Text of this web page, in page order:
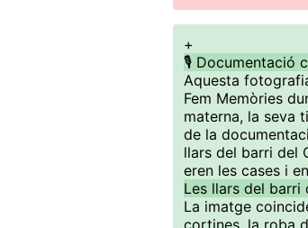
+
🎙️ Documentació
Aquesta
Fem Memòries
materna, la seva
de la
llars del barri del
eren les cases i
Les llars del barri
La imatge
cortines, la roba